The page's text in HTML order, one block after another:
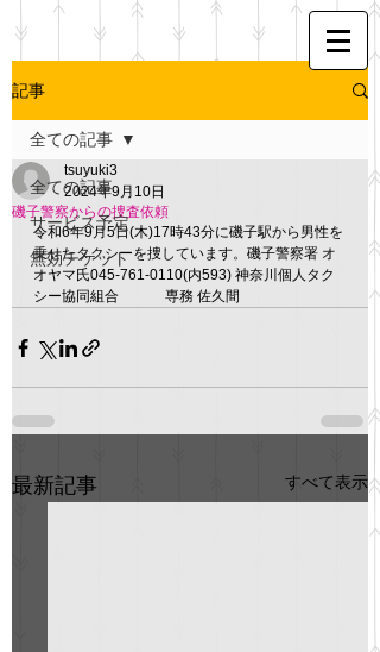
記事
全ての記事
サービス予定
無効チケット
全ての記事
磯子警察からの捜査依頼
tsuyuki3
2024年9月10日
令和6年9月5日(木)17時43分に磯子駅から男性を
乗せたタクシーを捜しています。磯子警察署 オ
オヤマ氏045-761-0110(内593) 神奈川個人タク
シー協同組合　　　 専務 佐久間
最新記事 すべて表示